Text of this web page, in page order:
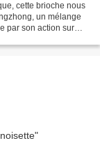
cette brioche nous
un mélange
par son action sur